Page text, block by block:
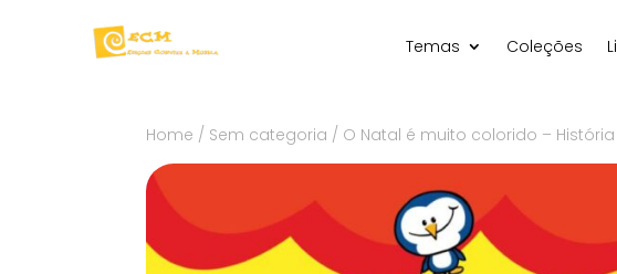
Temas Coleções
Home / Sem categoria / O Natal é muito colorido –